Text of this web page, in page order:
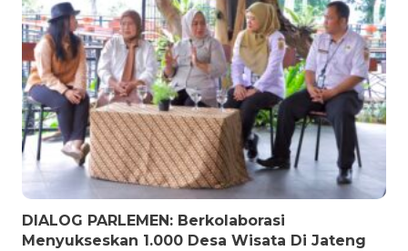
DIALOG PARLEMEN: Berkolaborasi
Menyukseskan 1.000 Desa Wisata Di Jateng